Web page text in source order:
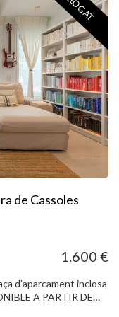
LLOGAT
de Cassoles
1.600 €
d’aparcament inclosa
A PARTIR DE